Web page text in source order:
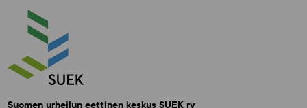
Suomen urheilun eettinen keskus SUEK ry